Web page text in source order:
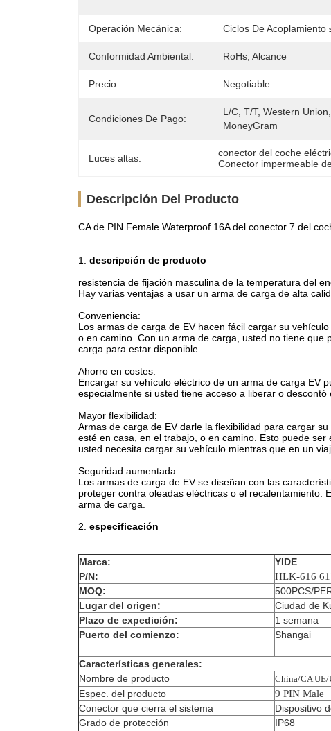
Operación Mecánica: Ciclos De Acoplamiento
Conformidad Ambiental: RoHs, Alcance
Precio: Negotiable
Condiciones De Pago:
L/C, T/T, Western Union,
MoneyGram
Luces altas: conector del coche
Conector impermeable
Descripción Del Producto
CA de PIN Female Waterproof 16A del conector 7 del
1. descripción de producto
resistencia de fijación masculina de la temperatura del
Hay varias ventajas a usar un arma de carga de alta
Conveniencia:
Los armas de carga de EV hacen fácil cargar su
o en camino. Con un arma de carga, usted no tiene
carga para estar disponible.
Ahorro en costes:
Encargar su vehículo eléctrico de un arma de carga EV
especialmente si usted tiene acceso a liberar o descontó
Mayor flexibilidad:
Armas de carga de EV darle la flexibilidad para cargar
esté en casa, en el trabajo, o en camino. Esto puede
usted necesita cargar su vehículo mientras que en un
Seguridad aumentada:
Los armas de carga de EV se diseñan con las
proteger contra oleadas eléctricas o el recalentamiento.
arma de carga.
2. especificación
Marca:
YIDE
P/N:
HLK-616
MOQ:
500PCS/
Lugar del origen:
Ciudad de
Plazo de expedición:
1 semana
Puerto del comienzo:
Shangai
Características generales:
Nombre de producto
China/CA UE/
Espec. del producto
9 PIN Male
Conector que cierra el sistema
Dispositivo
Grado de protección
IP68